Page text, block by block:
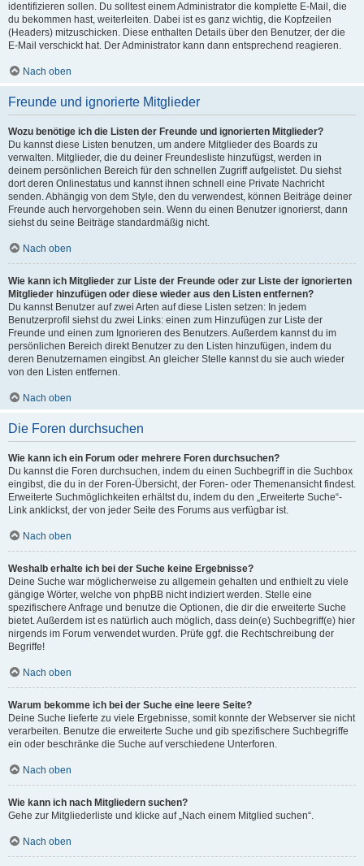
identifizieren sollen. Du solltest einem Administrator die komplette E-Mail, die
du bekommen hast, weiterleiten. Dabei ist es ganz wichtig, die Kopfzeilen
(Headers) mitzuschicken. Diese enthalten Details über den Benutzer, der die
E-Mail verschickt hat. Der Administrator kann dann entsprechend reagieren.
Nach oben
Freunde und ignorierte Mitglieder
Wozu benötige ich die Listen der Freunde und ignorierten Mitglieder?
Du kannst diese Listen benutzen, um andere Mitglieder des Boards zu
verwalten. Mitglieder, die du deiner Freundesliste hinzufügst, werden in
deinem persönlichen Bereich für den schnellen Zugriff aufgelistet. Du siehst
dort deren Onlinestatus und kannst ihnen schnell eine Private Nachricht
senden. Abhängig von dem Style, den du verwendest, können Beiträge deiner
Freunde auch hervorgehoben sein. Wenn du einen Benutzer ignorierst, dann
siehst du seine Beiträge standardmäßig nicht.
Nach oben
Wie kann ich Mitglieder zur Liste der Freunde oder zur Liste der ignorierten
Mitglieder hinzufügen oder diese wieder aus den Listen entfernen?
Du kannst Benutzer auf zwei Arten auf diese Listen setzen: In jedem
Benutzerprofil siehst du zwei Links: einen zum Hinzufügen zur Liste der
Freunde und einen zum Ignorieren des Benutzers. Außerdem kannst du im
persönlichen Bereich direkt Benutzer zu den Listen hinzufügen, indem du
deren Benutzernamen eingibst. An gleicher Stelle kannst du sie auch wieder
von den Listen entfernen.
Nach oben
Die Foren durchsuchen
Wie kann ich ein Forum oder mehrere Foren durchsuchen?
Du kannst die Foren durchsuchen, indem du einen Suchbegriff in die Suchbox
eingibst, die du in der Foren-Übersicht, der Foren- oder Themenansicht findest.
Erweiterte Suchmöglichkeiten erhältst du, indem du den „Erweiterte Suche“-
Link anklickst, der von jeder Seite des Forums aus verfügbar ist.
Nach oben
Weshalb erhalte ich bei der Suche keine Ergebnisse?
Deine Suche war möglicherweise zu allgemein gehalten und enthielt zu viele
gängige Wörter, welche von phpBB nicht indiziert werden. Stelle eine
spezifischere Anfrage und benutze die Optionen, die dir die erweiterte Suche
bietet. Außerdem ist es natürlich auch möglich, dass dein(e) Suchbegriff(e) hier
nirgends im Forum verwendet wurden. Prüfe ggf. die Rechtschreibung der
Begriffe!
Nach oben
Warum bekomme ich bei der Suche eine leere Seite?
Deine Suche lieferte zu viele Ergebnisse, somit konnte der Webserver sie nicht
verarbeiten. Benutze die erweiterte Suche und gib spezifischere Suchbegriffe
ein oder beschränke die Suche auf verschiedene Unterforen.
Nach oben
Wie kann ich nach Mitgliedern suchen?
Gehe zur Mitgliederliste und klicke auf „Nach einem Mitglied suchen“.
Nach oben